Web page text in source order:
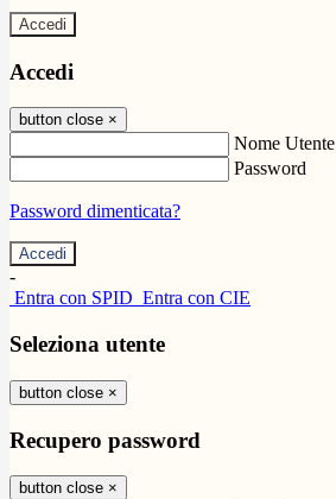
Accedi
Accedi
button close ×
Nome Utente
Password
Password dimenticata?
-
Entra con SPID Entra con CIE
Seleziona utente
button close ×
Recupero password
button close ×